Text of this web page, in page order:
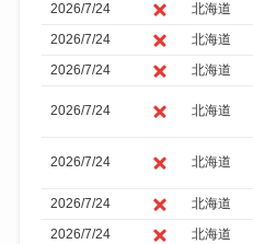
2026/7/24
北海道
2026/7/24
北海道
2026/7/24
北海道
2026/7/24 北海道
2026/7/24 北海道
2026/7/24
北海道
2026/7/24
北海道